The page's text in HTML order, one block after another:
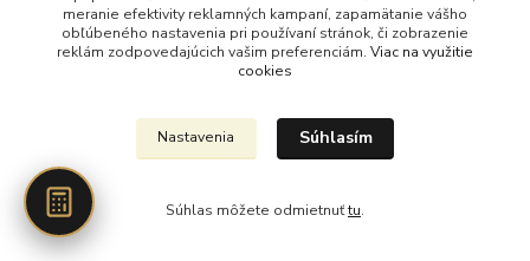
AKÝ VEĽKÝ KOTLÍK NA GULÁŠ?
ÚDRŽBA LIATINOVÉHO RIADU
+421 919 275 553
(Po-Pia, 10-13 hod.)
meranie efektivity reklamných kampaní, zapamätanie vášho
obľúbeného nastavenia pri používaní stránok, či zobrazenie
reklám zodpovedajúcich vašim preferenciám. Viac na využitie
cookies
Nastavenia Súhlasím
Súhlas môžete odmietnuťtu.